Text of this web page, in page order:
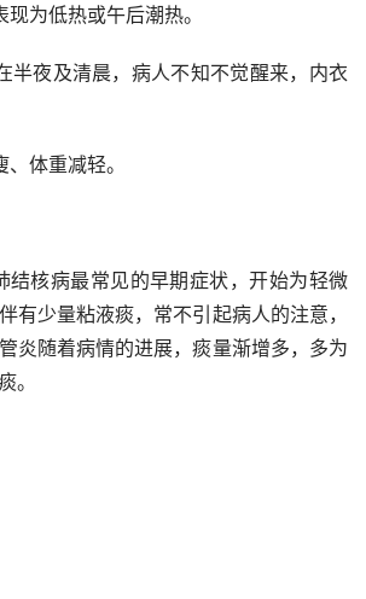
为低热或午后潮热。
半夜及清晨，病人不知不觉醒来，内衣
体重减轻。
结核病最常见的早期症状，开始为轻微
有少量粘液痰，常不引起病人的注意，
炎随着病情的进展，痰量渐增多，多为
。